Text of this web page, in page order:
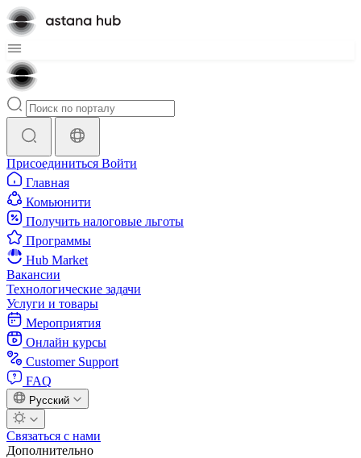
Присоединиться Войти
Главная
Комьюнити
Получить налоговые льготы
Программы
Hub Market
Вакансии
Технологические задачи
Услуги и товары
Мероприятия
Онлайн курсы
Customer Support
FAQ
Русский
Связаться с нами
Дополнительно